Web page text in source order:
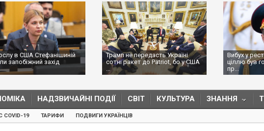
в США Стефанішиній
запобіжний захід
Трамп не передасть Україні
сотні ракет до Patriot, бо у США
...
Вибух у
ціллю був
пр...
НАДЗВИЧАЙНІ ПОДІЇ СВІТ КУЛЬТУРА ЗНАННЯ
COVID-19 ТАРИФИ ПОДВИГИ УКРАЇНЦІВ